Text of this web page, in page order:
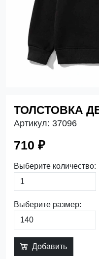
ТОЛСТОВКА
Артикул: 37096
710 ₽
Выберите количество:
Выберите размер:
Добавить